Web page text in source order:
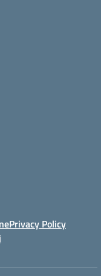
Privacy Policy